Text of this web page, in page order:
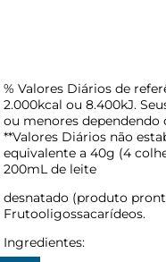
% Valores Diários de
2.000kcal ou 8.400kJ.
ou menores dependendo
**Valores Diários não
equivalente a 40g (4
200mL de leite
desnatado (produto
Frutooligossacarídeos.
Ingredientes: